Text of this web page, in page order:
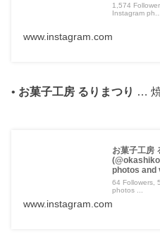
1,574
Instagram ph...
www.instagram.com
• お菓子工房 るりまつり …
お菓子工房
photos and
64 Followers,
photos ...
www.instagram.com